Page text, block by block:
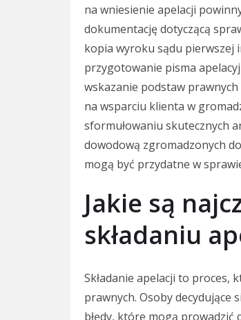
na wniesienie apelacji
dokumentację dotyczącą
kopia wyroku sądu pierwszej
przygotowanie pisma
wskazanie podstaw
na wsparciu klienta w
sformułowaniu skutecznych
dowodową zgromadzonych
mogą być przydatne w
Jakie są
składaniu
Składanie apelacji to proces,
prawnych. Osoby decydujące
błędy, które mogą prowadzić